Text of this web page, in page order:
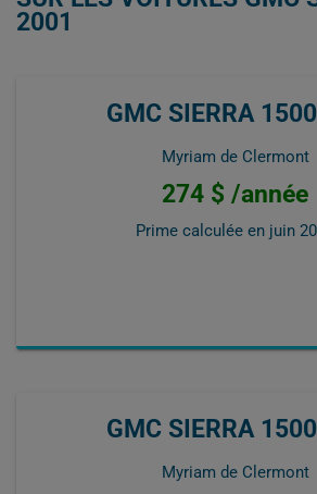
2001
GMC SIERRA
Myriam de Clermont
274 $ /année
Prime calculée en juin
GMC SIERRA
Myriam de Clermont